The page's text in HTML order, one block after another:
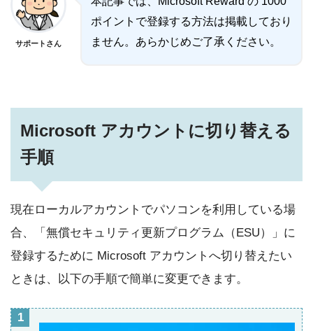
サポートさん
ポイントで登録する方法は掲載しており
ません。あらかじめご了承ください。
Microsoft アカウントに切り替える
手順
現在ローカルアカウントでパソコンを利用している場
合、「無償セキュリティ更新プログラム（ESU）」に
登録するために Microsoft アカウントへ切り替えたい
ときは、以下の手順で簡単に変更できます。